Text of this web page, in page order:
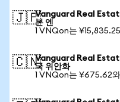
🇯🇵Vanguard Real
본 엔
1 VNQon는
🇨🇳Vanguard Real
국 위안화
1 VNQon는 ¥675.62